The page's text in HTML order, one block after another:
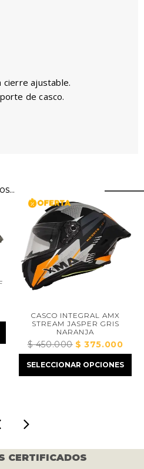
cierre ajustable.
de casco.
CASCO INTEGRAL AMX
STREAM JASPER GRIS
NARANJA
450.000El
precio
original
$375.000El
precio
actual
SELECCIONAR OPCIONES
CERTIFICADOS